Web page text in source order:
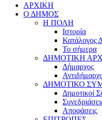
ΑΡΧΙΚΗ
Ο ΔΗΜΟΣ
Η ΠΟΛΗ
Ιστορία
Κατάλογος
Το σήμερα
ΔΗΜΟΤΙΚΗ
Δήμαρχος
ΔΗΜΟΤΙΚΟ
Δημοτικοί
Αποφάσεις